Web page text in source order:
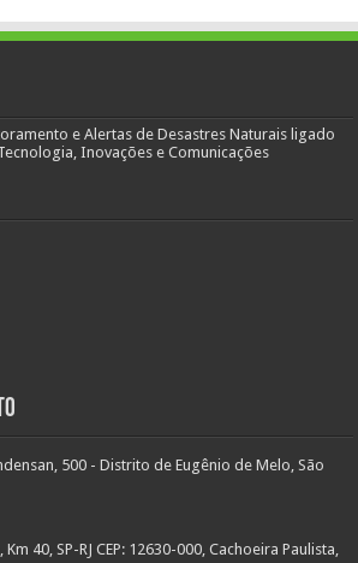
e Alertas de Desastres Naturais ligado
Inovações e Comunicações
500 - Distrito de Eugênio de Melo, São
40, SP-RJ CEP: 12630-000, Cachoeira Paulista,